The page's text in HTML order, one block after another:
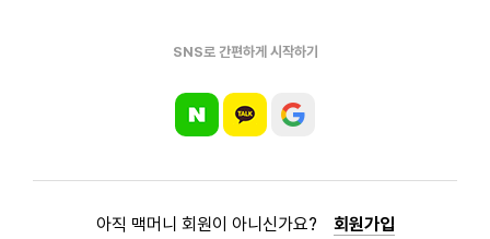
SNS로 간편하게 시작하기
아직 맥머니 회원이 아니신가요? 회원가입